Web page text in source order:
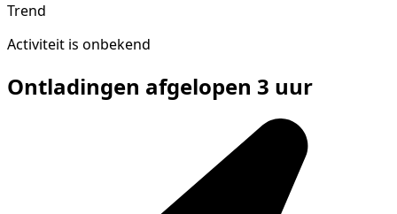
Trend
Activiteit is onbekend
Ontladingen afgelopen 3 uur